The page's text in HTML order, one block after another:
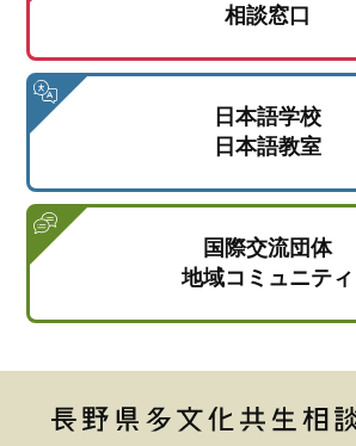
相談窓口
日本語学校
日本語教室
国際交流団体
地域コミュニティ